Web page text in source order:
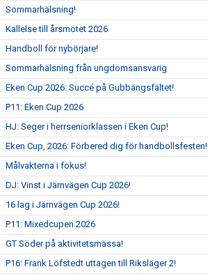
Sommarhälsning!
Kallelse till årsmötet 2026
Handboll för nybörjare!
Sommarhälsning från ungdomsansvarig
Eken Cup 2026: Succé på Gubbängsfältet!
P11: Eken Cup 2026
HJ: Seger i herrseniorklassen i Eken Cup!
Eken Cup, 2026: Förbered dig för handbollsfesten!
Målvakterna i fokus!
DJ: Vinst i Järnvägen Cup 2026!
16 lag i Järnvägen Cup 2026!
P11: Mixedcupen 2026
GT Söder på aktivitetsmässa!
P16: Frank Löfstedt uttagen till Riksläger 2!